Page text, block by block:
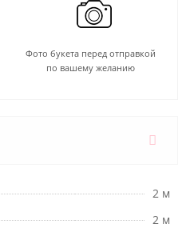
Фото букета перед отправкой
по вашему желанию
2 м
2 м